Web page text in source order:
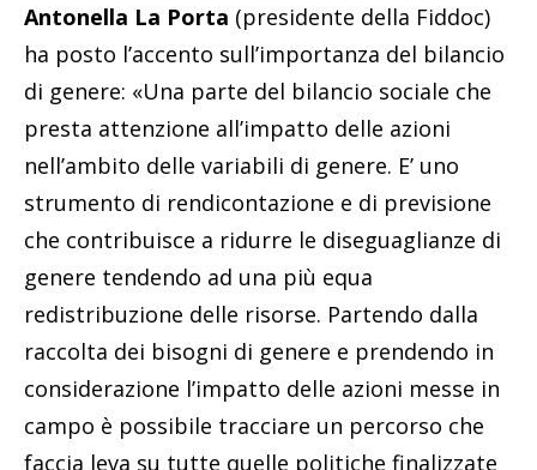
Antonella La Porta (presidente della Fiddoc)
ha posto l’accento sull’importanza del bilancio
di genere: «Una parte del bilancio sociale che
presta attenzione all’impatto delle azioni
nell’ambito delle variabili di genere. E’ uno
strumento di rendicontazione e di previsione
che contribuisce a ridurre le diseguaglianze di
genere tendendo ad una più equa
redistribuzione delle risorse. Partendo dalla
raccolta dei bisogni di genere e prendendo in
considerazione l’impatto delle azioni messe in
campo è possibile tracciare un percorso che
faccia leva su tutte quelle politiche finalizzate